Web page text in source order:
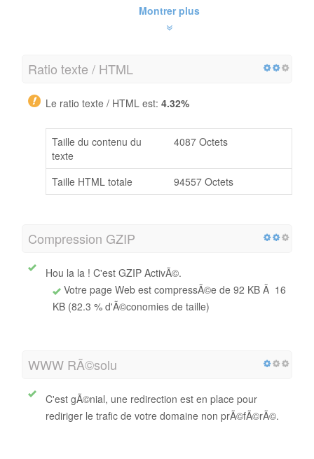
Montrer plus
Ratio texte / HTML
Le ratio texte / HTML est: 4.32%
Taille du contenu du
texte
4087 Octets
Taille HTML totale 94557 Octets
Compression GZIP
Hou la la ! C'est GZIP ActivÃ©.
Votre page Web est compressÃ©e de 92 KB Ã 16
KB (82.3 % d'Ã©conomies de taille)
WWW RÃ©solu
C'est gÃ©nial, une redirection est en place pour
rediriger le trafic de votre domaine non prÃ©fÃ©rÃ©.